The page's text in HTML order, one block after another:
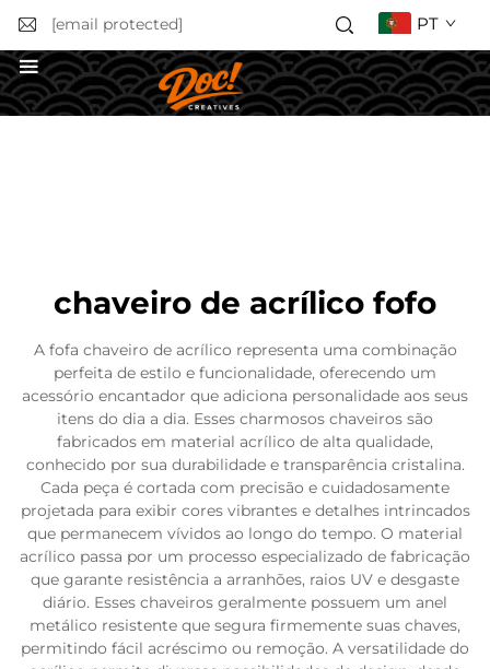
[email protected] PT
chaveiro de acrílico fofo
A fofa chaveiro de acrílico representa uma combinação
perfeita de estilo e funcionalidade, oferecendo um
acessório encantador que adiciona personalidade aos seus
itens do dia a dia. Esses charmosos chaveiros são
fabricados em material acrílico de alta qualidade,
conhecido por sua durabilidade e transparência cristalina.
Cada peça é cortada com precisão e cuidadosamente
projetada para exibir cores vibrantes e detalhes intrincados
que permanecem vívidos ao longo do tempo. O material
acrílico passa por um processo especializado de fabricação
que garante resistência a arranhões, raios UV e desgaste
diário. Esses chaveiros geralmente possuem um anel
metálico resistente que segura firmemente suas chaves,
permitindo fácil acréscimo ou remoção. A versatilidade do